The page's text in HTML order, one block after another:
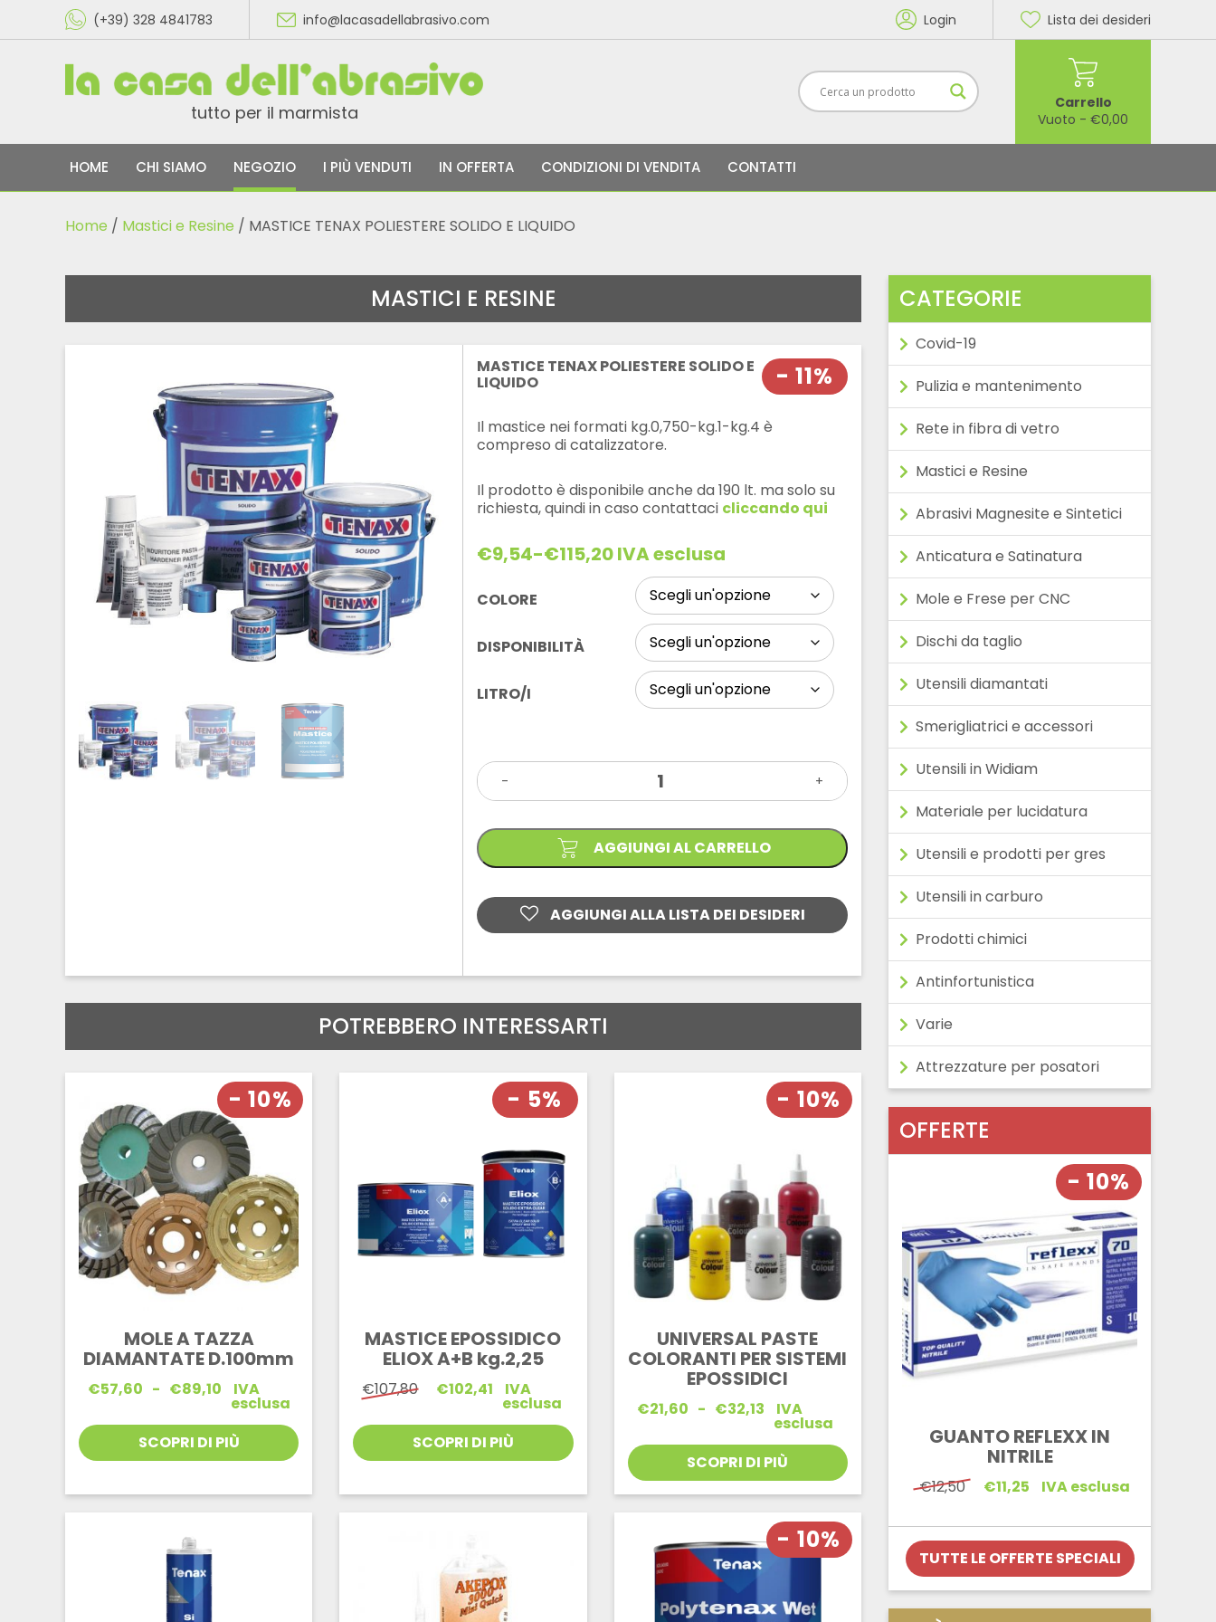
(+39) 328 4841783 info@lacasadellabrasivo.com Login Lista dei desideri
tutto per il marmista
Carrello
Vuoto - €0,00
HOME CHI SIAMO NEGOZIO I PIÙ VENDUTI IN OFFERTA CONDIZIONI DI VENDITA CONTATTI
Home / Mastici e Resine / MASTICE TENAX POLIESTERE SOLIDO E LIQUIDO
MASTICI E RESINE
MASTICE TENAX POLIESTERE SOLIDO E
LIQUIDO - 11%
Il mastice nei formati kg.0,750-kg.1-kg.4 è
compreso di catalizzatore.
Il prodotto è disponibile anche da 190 lt. ma solo su
richiesta, quindi in caso contattaci cliccando qui
€9,54-€115,20
Fascia
prezzo:
a
IVA esclusa
COLORE
DISPONIBILITÀ
LITRO/I
-
MASTICE
POLIESTERE
E
LIQUIDO
quantità
+
AGGIUNGI AL CARRELLO
AGGIUNGI ALLA LISTA DEI DESIDERI
POTREBBERO INTERESSARTI
- 10%
MOLE A TAZZA
DIAMANTATE D.100mm
€57,60 - €89,10
Fascia
di
da
€57,60
a
IVA
esclusa
SCOPRI DI PIÙ
- 5%
MASTICE EPOSSIDICO
ELIOX A+B kg.2,25
€107,80 Il
prezzo
era:
€107,80.
€102,41
Il
prezzo
è:
€102,41.
IVA
esclusa
SCOPRI DI PIÙ
- 10%
UNIVERSAL PASTE
COLORANTI PER SISTEMI
EPOSSIDICI
€21,60 - €32,13
Fascia
di
da
€21,60
a
€32,13
IVA
esclusa
SCOPRI DI PIÙ
- 10%
CATEGORIE
Covid-19
Pulizia e mantenimento
Rete in fibra di vetro
Mastici e Resine
Abrasivi Magnesite e Sintetici
Anticatura e Satinatura
Mole e Frese per CNC
Dischi da taglio
Utensili diamantati
Smerigliatrici e accessori
Utensili in Widiam
Materiale per lucidatura
Utensili e prodotti per gres
Utensili in carburo
Prodotti chimici
Antinfortunistica
Varie
Attrezzature per posatori
OFFERTE
- 10%
GUANTO REFLEXX IN
NITRILE
€12,50 Il
era:
€12,50.
€11,25
Il
è:
€11,25.
IVA esclusa
TUTTE LE OFFERTE SPECIALI